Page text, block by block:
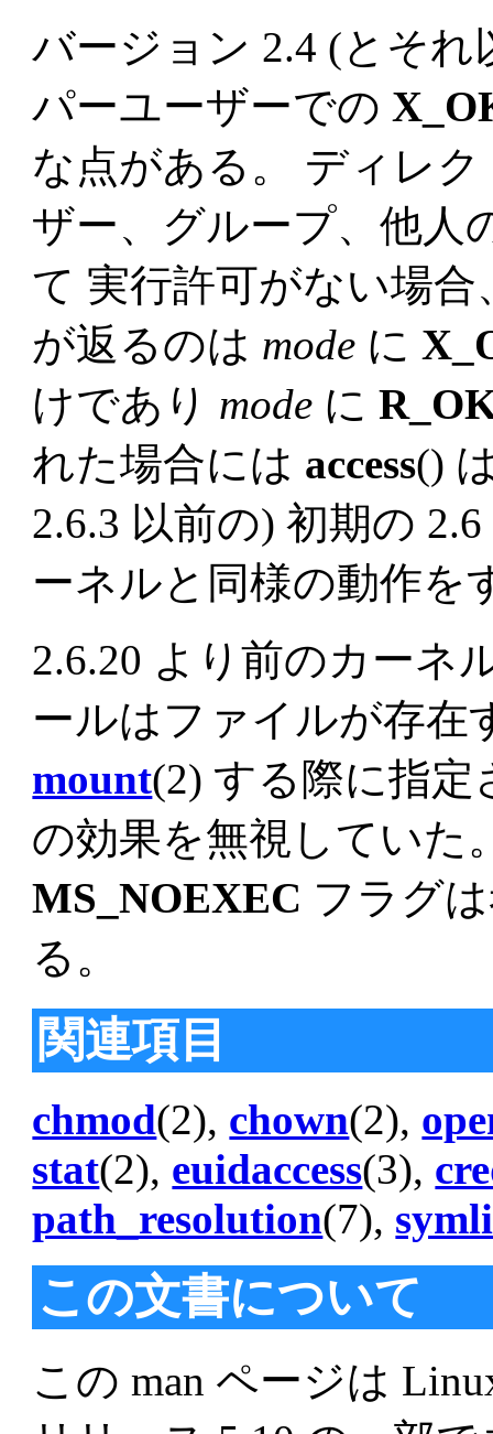
バージョン 2.4 (とそ
パーユーザーでの
な点がある。 ディレ
ザー、グループ、他人
て 実行許可がない場
が返るのは mode に
けであり mode に
れた場合には access()
2.6.3 以前の) 初期の
ーネルと同様の動作を
2.6.20 より前のカーネ
ールはファイルが存在
mount(2) する際に指
の効果を無視していた
MS_NOEXEC フラグ
る。
関連項目
chmod(2), chown(2),
stat(2), euidaccess(3),
path_resolution(7),
この文書について
この man ページは